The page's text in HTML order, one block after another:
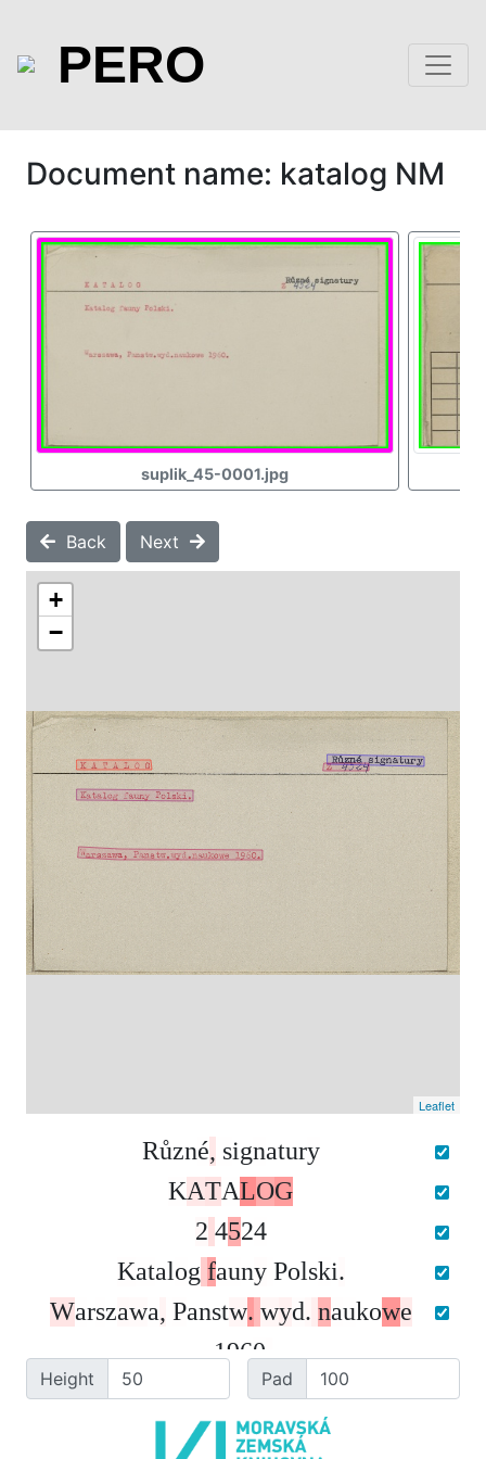
PERO
Document name: katalog NM
suplik_45-0001.jpg
Back Next
+
−
Leaflet
Různé, signatury
KATALOG
2 4524
Katalog fauny Polski.
Warszawa, Panstw. wyd. naukowe
1960.
Height Pad